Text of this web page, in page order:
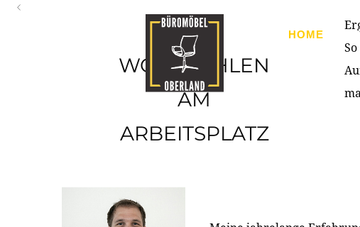
HOME
WOHLFÜHLEN
AM
ARBEITSPLATZ